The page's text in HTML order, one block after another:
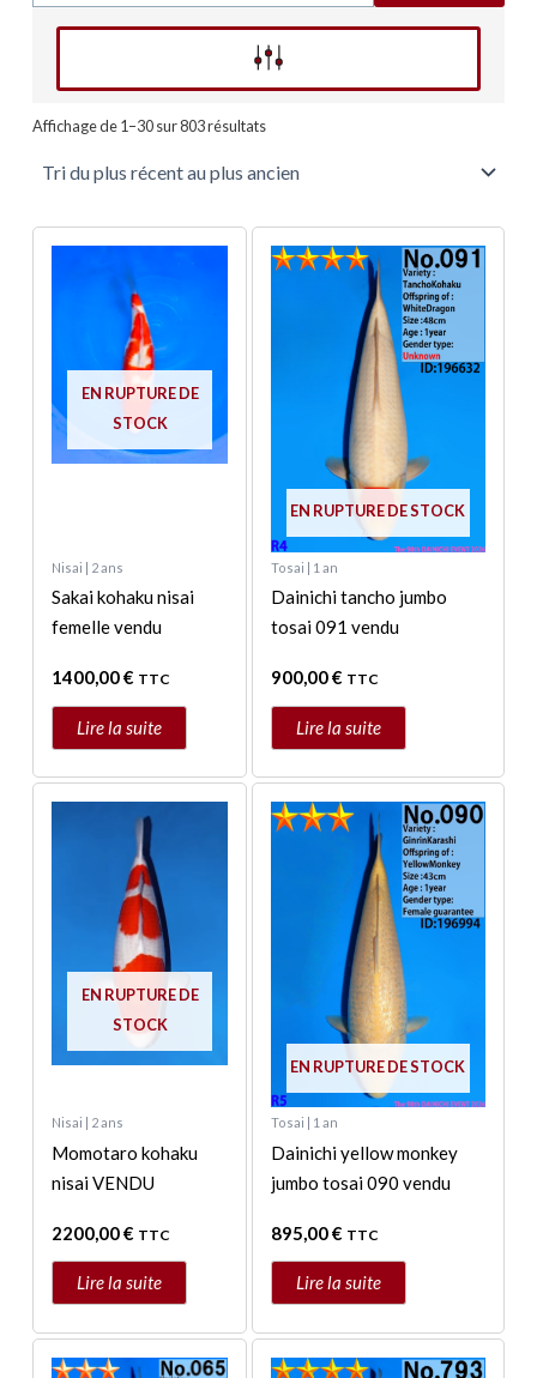
Affinez votre recherche
Affichage de 1–30 sur 803 résultatsdu
au
plus
EN RUPTURE DE
STOCK
Nisai | 2 ans
Sakai kohaku nisai
femelle vendu
1400,00€ TTC
Lire la suite
EN RUPTURE DE STOCK
Tosai | 1 an
Dainichi tancho jumbo
tosai 091 vendu
900,00€ TTC
Lire la suite
EN RUPTURE DE
STOCK
Nisai | 2 ans
Momotaro kohaku
nisai VENDU
2200,00€ TTC
Lire la suite
EN RUPTURE DE STOCK
Tosai | 1 an
Dainichi yellow monkey
jumbo tosai 090 vendu
895,00€ TTC
Lire la suite